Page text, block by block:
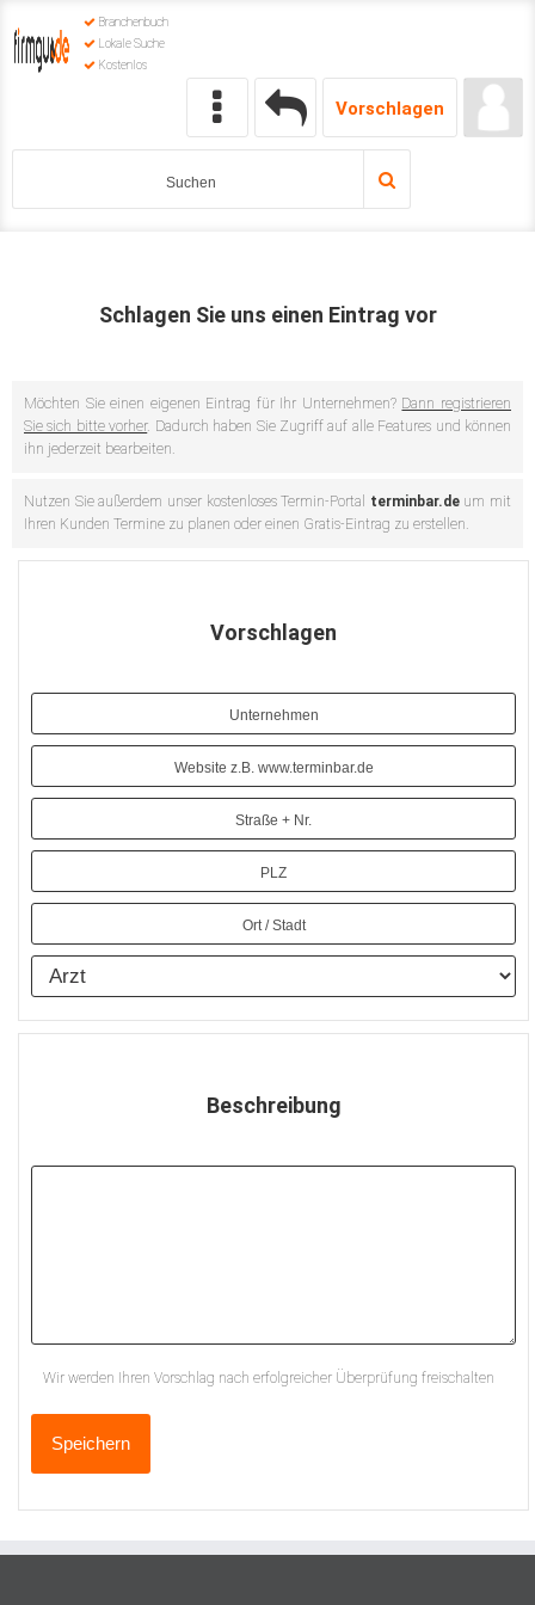
Branchenbuch
Lokale Suche
Kostenlos
Vorschlagen
Schlagen Sie uns einen Eintrag vor
Möchten Sie einen eigenen Eintrag für Ihr Unternehmen? Dann registrieren
Sie sich bitte vorher. Dadurch haben Sie Zugriff auf alle Features und können
ihn jederzeit bearbeiten.
Nutzen Sie außerdem unser kostenloses Termin-Portal terminbar.deum mit
Ihren Kunden Termine zu planen oder einen Gratis-Eintrag zu erstellen.
Vorschlagen
Beschreibung
Wir werden Ihren Vorschlag nach erfolgreicher Überprüfung freischalten